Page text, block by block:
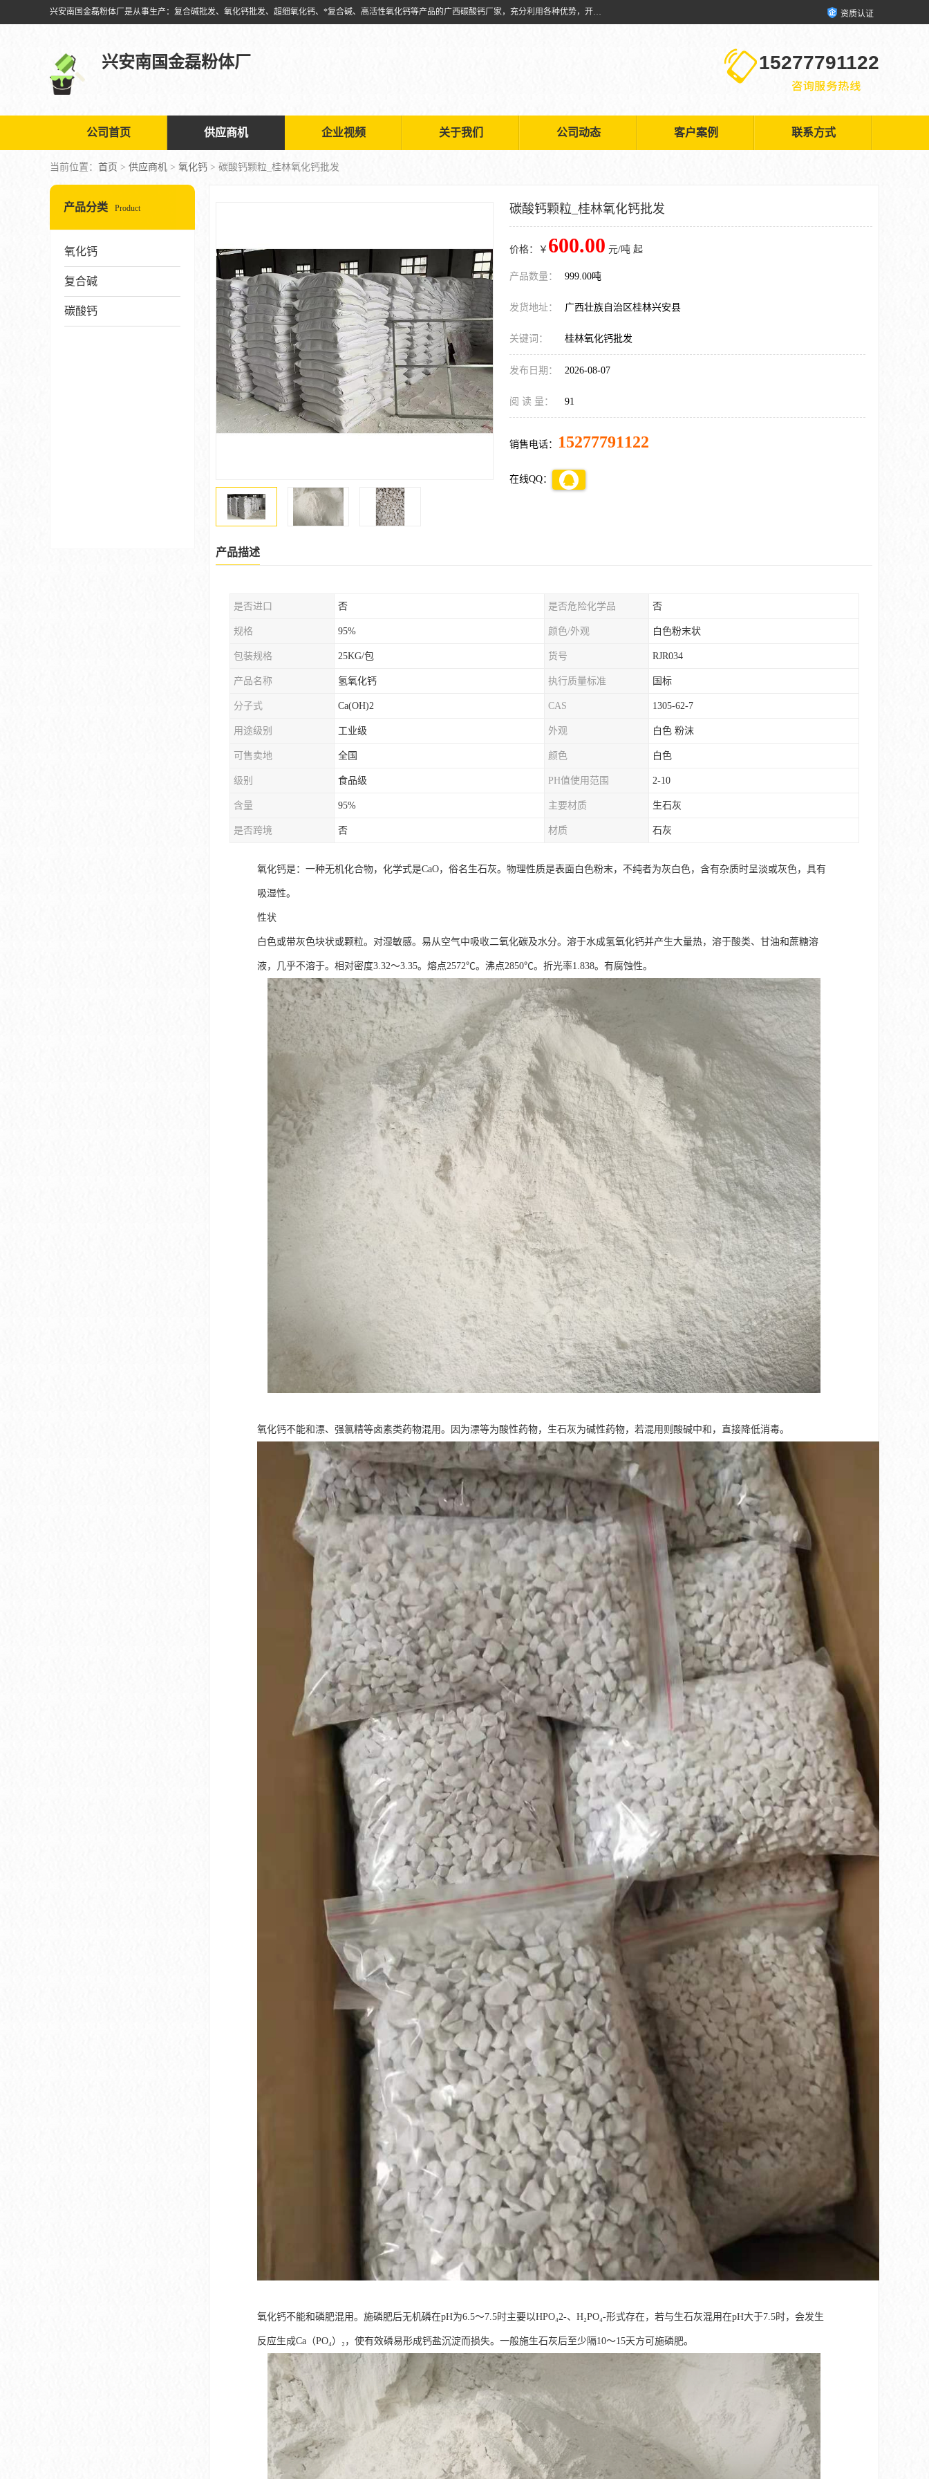
兴安南国金磊粉体厂是从事生产：复合碱批发、氧化钙批发、超细氧化钙、*复合碱、高活性氧化钙等产品的广西碳酸钙厂家，充分利用各种优势，开拓创新，逐步建立了现代企业管理体系，科学.规范的生产体系，严谨的产品质量控制体系，完备的产品质量检验体系。 资质认证
兴安南国金磊粉体厂 15277791122
公司首页 供应商机 企业视频 关于我们 公司动态 客户案例 联系方式
当前位置： 首页 > 供应商机 > 氧化钙 > 碳酸钙颗粒_桂林氧化钙批发
产品分类 Product
氧化钙
复合碱
碳酸钙
碳酸钙颗粒_桂林氧化钙批发
价格：￥ 600.00 元/吨 起
产品数量： 999.00吨
发货地址： 广西壮族自治区桂林兴安县
关键词： 桂林氧化钙批发
发布日期： 2026-08-07
阅 读 量： 91
销售电话： 15277791122
在线QQ：
产品描述
是否进口 否 是否危险化学品 否
规格 95% 颜色/外观 白色粉末状
包装规格 25KG/包 货号 RJR034
产品名称 氢氧化钙 执行质量标准 国标
分子式 Ca(OH)2 CAS 1305-62-7
用途级别 工业级 外观 白色 粉沫
可售卖地 全国 颜色 白色
级别 食品级 PH值使用范围 2-10
含量 95% 主要材质 生石灰
是否跨境 否 材质 石灰
氧化钙是：一种无机化合物，化学式是CaO，俗名生石灰。物理性质是表面白色粉末，不纯者为灰白色，含有杂质时呈淡或灰色，具有
吸湿性。
性状
白色或带灰色块状或颗粒。对湿敏感。易从空气中吸收二氧化碳及水分。溶于水成氢氧化钙并产生大量热，溶于酸类、甘油和蔗糖溶
液，几乎不溶于。相对密度3.32～3.35。熔点2572℃。沸点2850℃。折光率1.838。有腐蚀性。
氧化钙不能和漂、强氯精等卤素类药物混用。因为漂等为酸性药物，生石灰为碱性药物，若混用则酸碱中和，直接降低消毒。
氧化钙不能和磷肥混用。施磷肥后无机磷在pH为6.5～7.5时主要以HPO₄2-、H₂PO₄-形式存在，若与生石灰混用在pH大于7.5时，会发生
反应生成Ca（PO₄）₂，使有效磷易形成钙盐沉淀而损失。一般施生石灰后至少隔10～15天方可施磷肥。